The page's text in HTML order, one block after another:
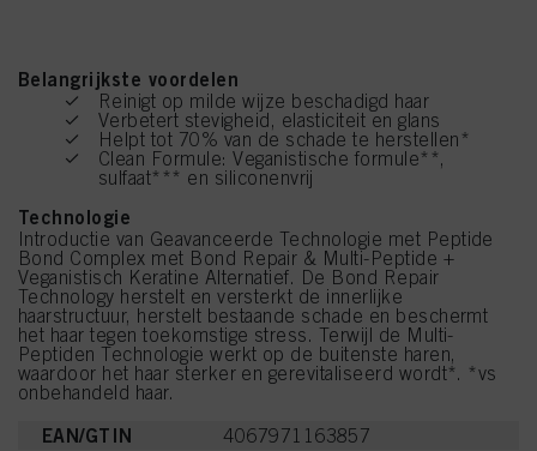
Belangrijkste voordelen
Reinigt op milde wijze beschadigd haar
Verbetert stevigheid, elasticiteit en glans
Helpt tot 70% van de schade te herstellen*
Clean Formule: Veganistische formule**,
sulfaat*** en siliconenvrij
Technologie
Introductie van Geavanceerde Technologie met Peptide
Bond Complex met Bond Repair & Multi-Peptide +
Veganistisch Keratine Alternatief. De Bond Repair
Technology herstelt en versterkt de innerlijke
haarstructuur, herstelt bestaande schade en beschermt
het haar tegen toekomstige stress. Terwijl de Multi-
Peptiden Technologie werkt op de buitenste haren,
waardoor het haar sterker en gerevitaliseerd wordt*. *vs
onbehandeld haar.
EAN/GTIN 4067971163857